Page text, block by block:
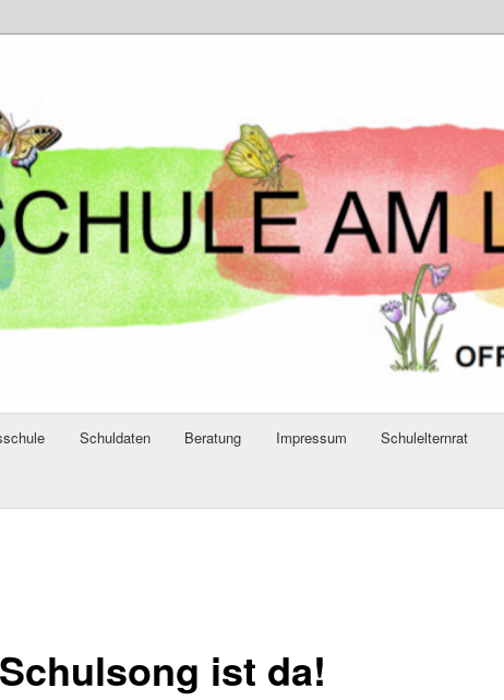
Schuldaten Beratung Impressum Schulelternrat
ist da!